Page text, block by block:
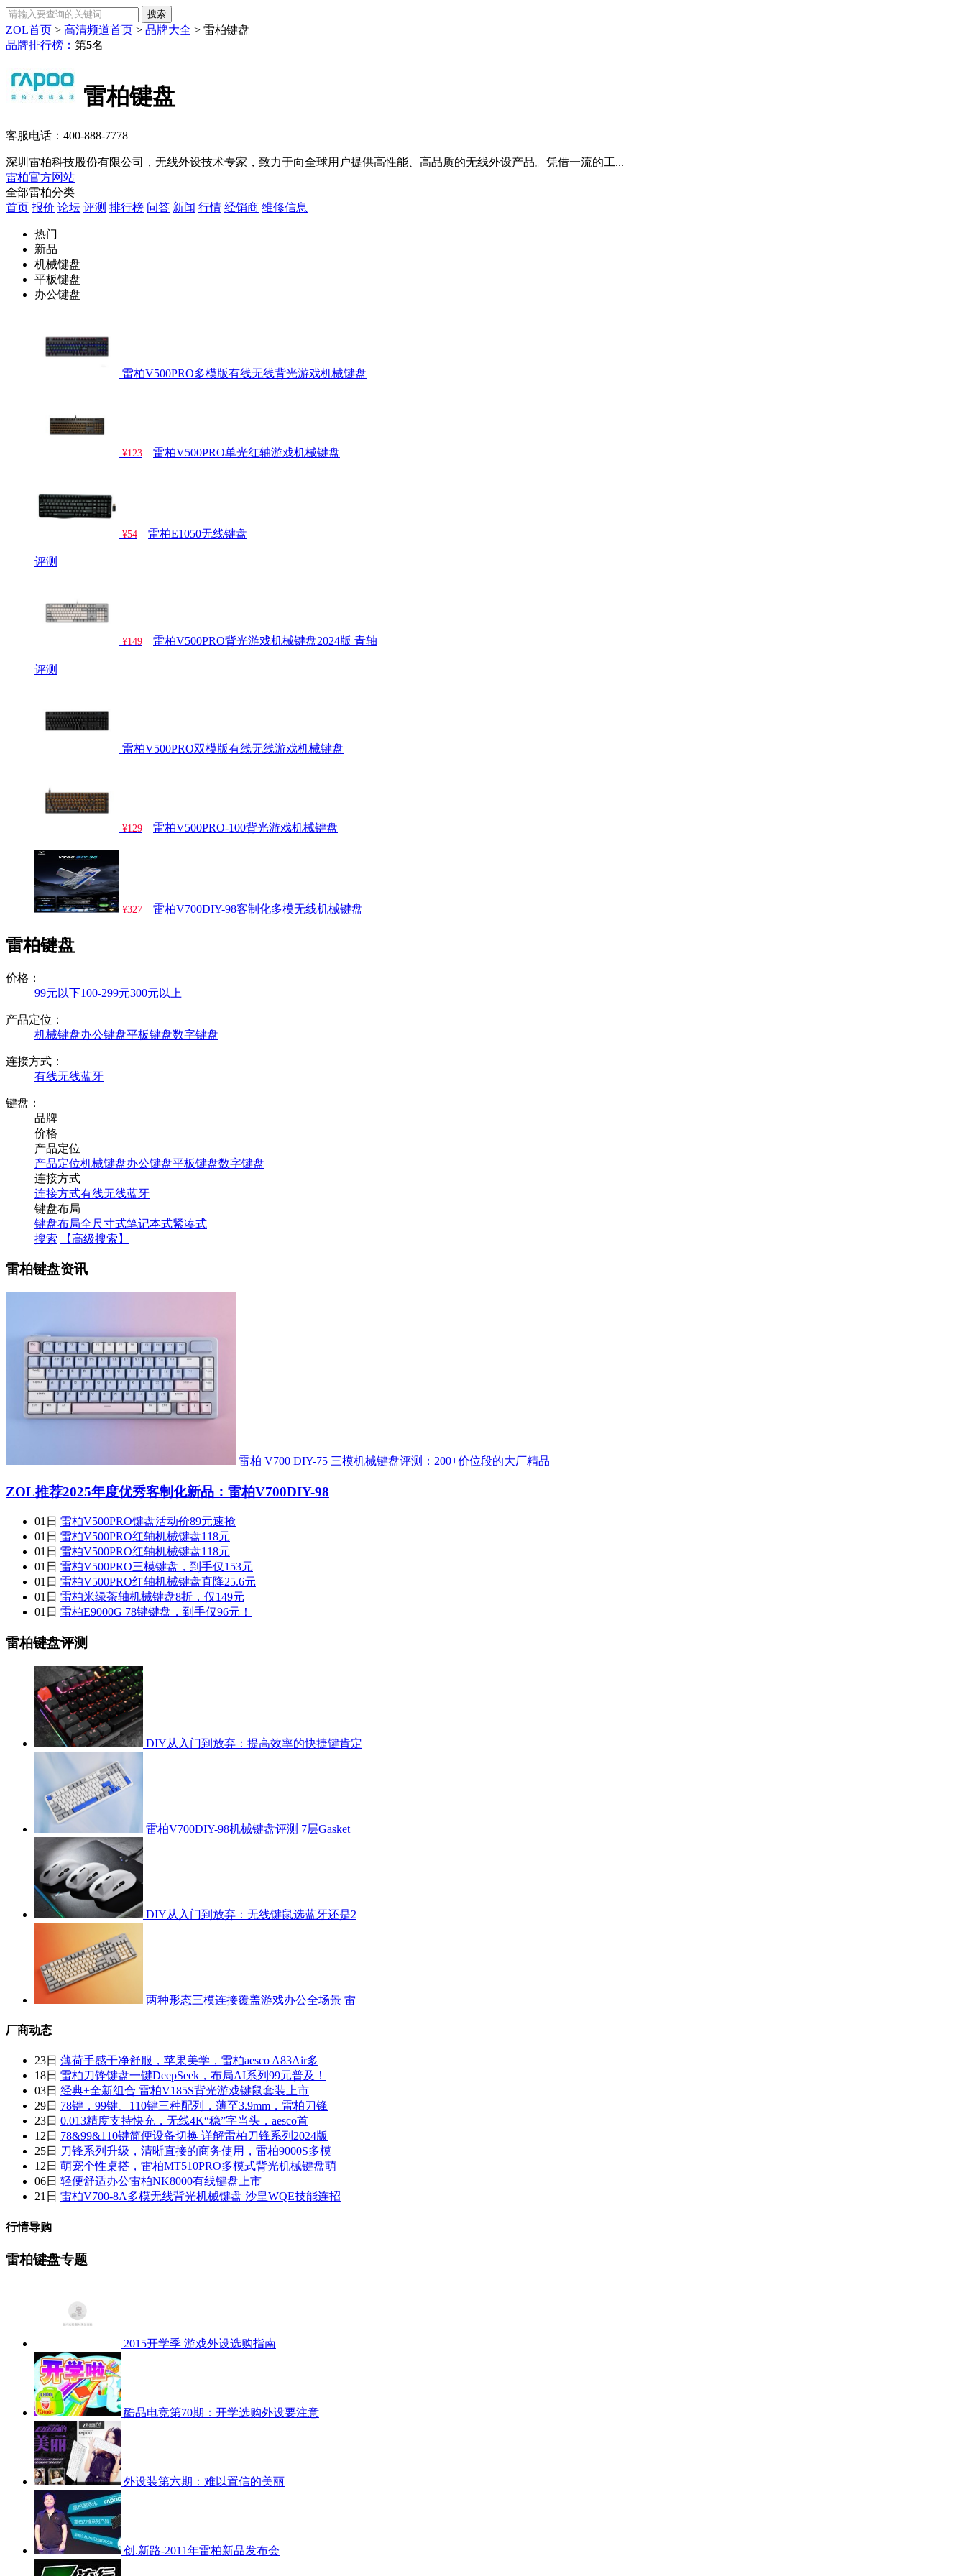
ZOL首页 > 高清频道首页 > 品牌大全 > 雷柏键盘
品牌排行榜： 第5名
雷柏键盘
客服电话： 400-888-7778
深圳雷柏科技股份有限公司，无线外设技术专家，致力于向全球用户提供高性能、高品质的无线外设产品。凭借一流的工...
雷柏官方网站
全部雷柏分类
首页 报价 论坛 评测 排行榜 问答 新闻 行情 经销商 维修信息
热门
新品
机械键盘
平板键盘
办公键盘
雷柏V500PRO多模版有线无线背光游戏机械键盘
¥123 雷柏V500PRO单光红轴游戏机械键盘
¥54 雷柏E1050无线键盘
评测
¥149 雷柏V500PRO背光游戏机械键盘2024版 青轴
评测
雷柏V500PRO双模版有线无线游戏机械键盘
¥129 雷柏V500PRO-100背光游戏机械键盘
¥327 雷柏V700DIY-98客制化多模无线机械键盘
雷柏键盘
价格：
99元以下100-299元300元以上
产品定位：
机械键盘办公键盘平板键盘数字键盘
连接方式：
有线无线蓝牙
键盘：
品牌
价格
产品定位
产品定位机械键盘办公键盘平板键盘数字键盘
连接方式
连接方式有线无线蓝牙
键盘布局
键盘布局全尺寸式笔记本式紧凑式
搜索
【高级搜索】
雷柏键盘资讯
雷柏 V700 DIY-75 三模机械键盘评测：200+价位段的大厂精品
ZOL推荐2025年度优秀客制化新品：雷柏V700DIY-98
01日 雷柏V500PRO键盘活动价89元速抢
01日 雷柏V500PRO红轴机械键盘118元
01日 雷柏V500PRO红轴机械键盘118元
01日 雷柏V500PRO三模键盘，到手仅153元
01日 雷柏V500PRO红轴机械键盘直降25.6元
01日 雷柏米绿茶轴机械键盘8折，仅149元
01日 雷柏E9000G 78键键盘，到手仅96元！
雷柏键盘评测
DIY从入门到放弃：提高效率的快捷键肯定
雷柏V700DIY-98机械键盘评测 7层Gasket
DIY从入门到放弃：无线键鼠选蓝牙还是2
两种形态三模连接覆盖游戏办公全场景 雷
厂商动态
23日 薄荷手感干净舒服，苹果美学，雷柏aesco A83Air多
18日 雷柏刀锋键盘一键DeepSeek，布局AI系列99元普及！
03日 经典+全新组合 雷柏V185S背光游戏键鼠套装上市
29日 78键，99键、110键三种配列，薄至3.9mm，雷柏刀锋
23日 0.013精度支持快充，无线4K“稳”字当头，aesco首
12日 78&99&110键简便设备切换 详解雷柏刀锋系列2024版
25日 刀锋系列升级，清晰直接的商务使用，雷柏9000S多模
12日 萌宠个性桌搭，雷柏MT510PRO多模式背光机械键盘萌
06日 轻便舒适办公雷柏NK8000有线键盘上市
21日 雷柏V700-8A多模无线背光机械键盘 沙皇WQE技能连招
行情导购
雷柏键盘专题
2015开学季 游戏外设选购指南
酷品电竞第70期：开学选购外设要注意
外设装第六期：难以置信的美丽
创.新路-2011年雷柏新品发布会